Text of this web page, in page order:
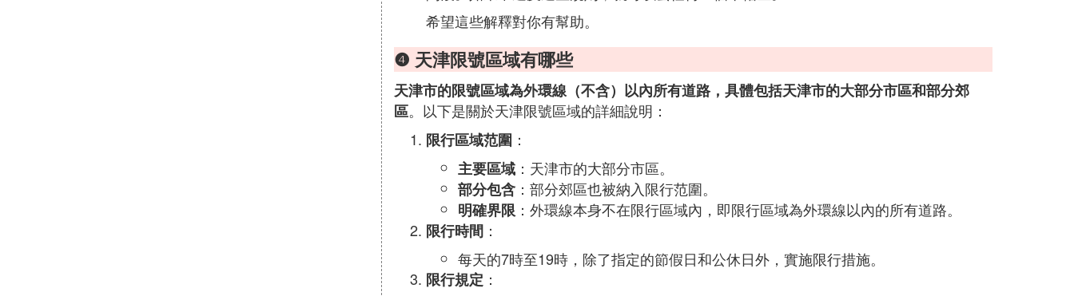
希望這些解釋對你有幫助。
❹ 天津限號區域有哪些
天津市的限號區域為外環線（不含）以內所有道路，具體包括天津市的大部分市區和部分郊
區。以下是關於天津限號區域的詳細說明：
限行區域范圍 ：
主要區域 ：天津市的大部分市區。
部分包含 ：部分郊區也被納入限行范圍。
明確界限 ：外環線本身不在限行區域內，即限行區域為外環線以內的所有道路。
限行時間 ：
每天的7時至19時，除了指定的節假日和公休日外，實施限行措施。
限行規定 ：